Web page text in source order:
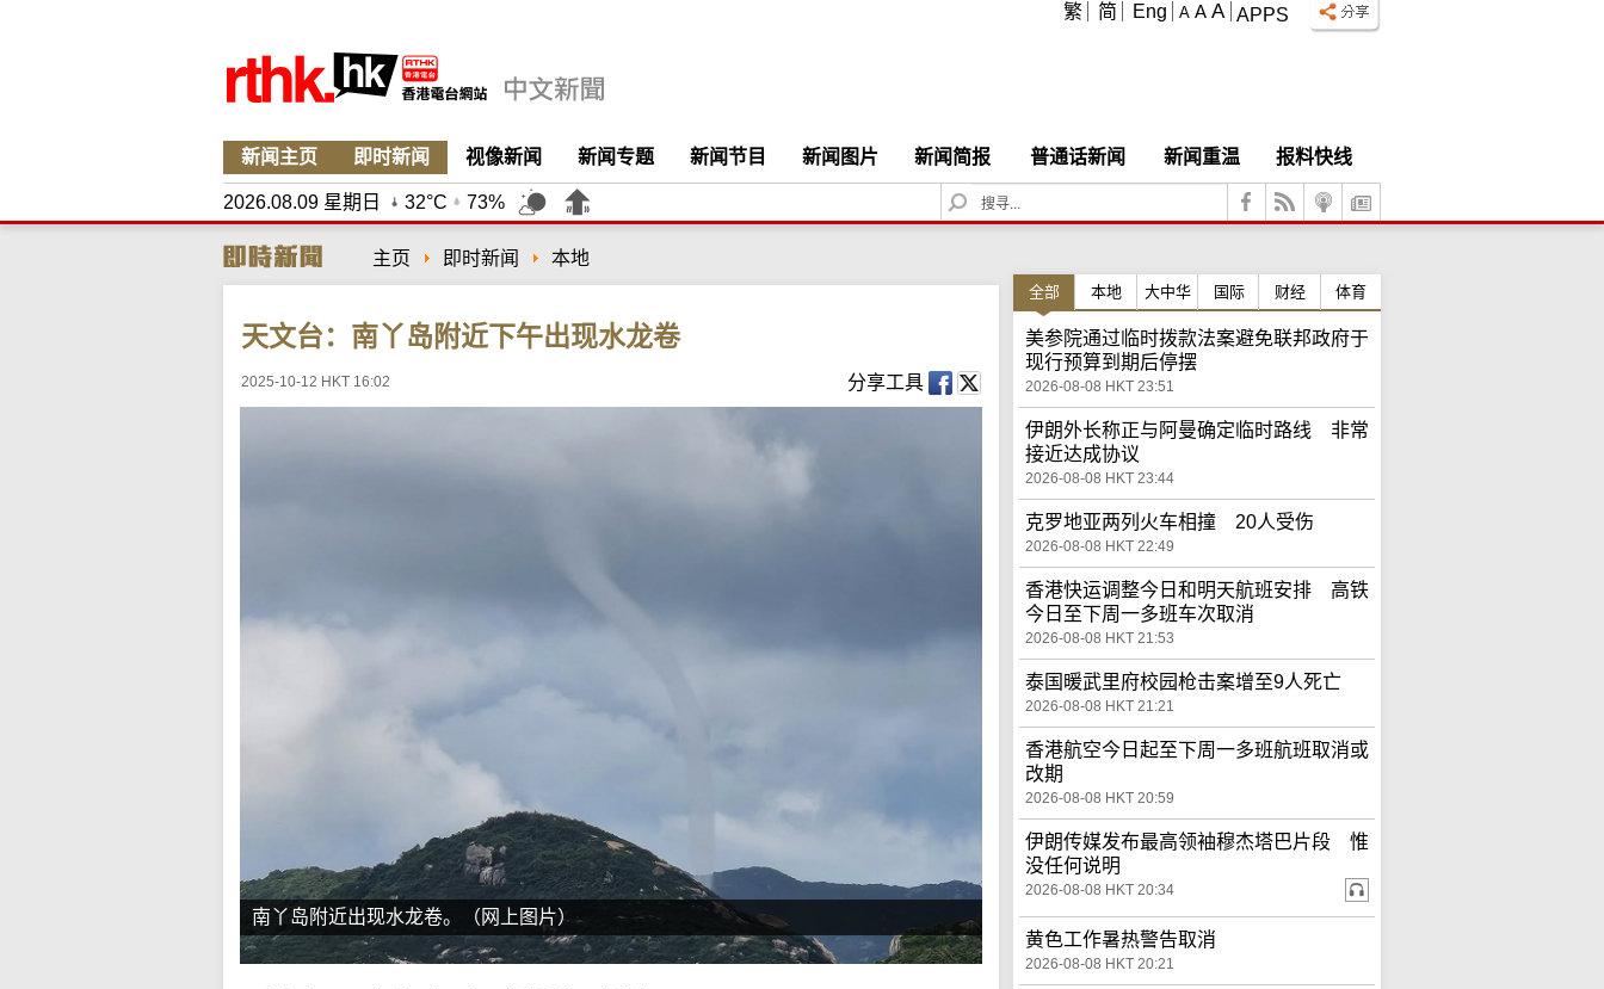
APPS
A A A
繁 简 Eng
新闻主页 即时新闻 视像新闻 新闻专题 新闻节目 新闻图片 新闻简报 普通话新闻 新闻重温 报料快线
2026.08.09 星期日 32°C 73%
S
e
c
主页 即时新闻 本地
天文台：南丫岛附近下午出现水龙卷
2025-10-12 HKT 16:02 分享工具
南丫岛附近出现水龙卷。（网上图片）
全部 本地 大中华 国际 财经 体育
美参院通过临时拨款法案避免联邦政府于
现行预算到期后停摆
2026-08-08 HKT 23:51
伊朗外长称正与阿曼确定临时路线 非常
接近达成协议
2026-08-08 HKT 23:44
克罗地亚两列火车相撞 20人受伤
2026-08-08 HKT 22:49
香港快运调整今日和明天航班安排 高铁
今日至下周一多班车次取消
2026-08-08 HKT 21:53
泰国暖武里府校园枪击案增至9人死亡
2026-08-08 HKT 21:21
香港航空今日起至下周一多班航班取消或
改期
2026-08-08 HKT 20:59
伊朗传媒发布最高领袖穆杰塔巴片段 惟
没任何说明
2026-08-08 HKT 20:34
黄色工作暑热警告取消
2026-08-08 HKT 20:21